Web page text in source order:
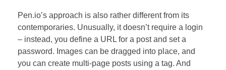
Pen.io’s approach is also rather different from its
contemporaries. Unusually, it doesn’t require a login
– instead, you define a URL for a post and set a
password. Images can be dragged into place, and
you can create multi-page posts using a tag. And